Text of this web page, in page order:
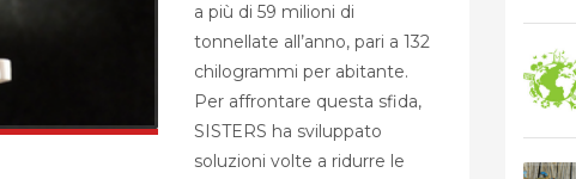
a più di 59 milioni di
tonnellate all’anno, pari a 132
chilogrammi per abitante.
Per affrontare questa sfida,
SISTERS ha sviluppato
soluzioni volte a ridurre le